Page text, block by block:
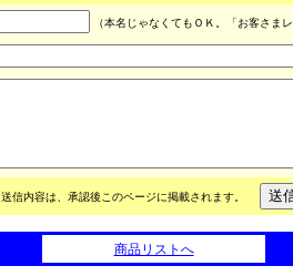
（本名じゃなくてもＯＫ。「お客さま
送信内容は、承認後このページに掲載されます。
商品リストへ